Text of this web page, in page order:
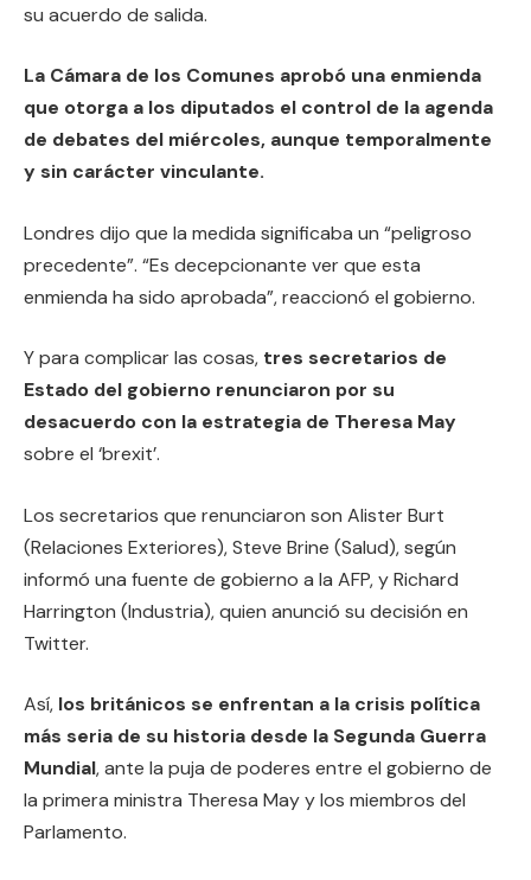
su acuerdo de salida.
La Cámara de los Comunes aprobó una enmienda
que otorga a los diputados el control de la agenda
de debates del miércoles, aunque temporalmente
y sin carácter vinculante.
Londres dijo que la medida significaba un “peligroso
precedente”. “Es decepcionante ver que esta
enmienda ha sido aprobada”, reaccionó el gobierno.
Y para complicar las cosas, tres secretarios de
Estado del gobierno renunciaron por su
desacuerdo con la estrategia de Theresa May
sobre el ‘brexit’.
Los secretarios que renunciaron son Alister Burt
(Relaciones Exteriores), Steve Brine (Salud), según
informó una fuente de gobierno a la AFP, y Richard
Harrington (Industria), quien anunció su decisión en
Twitter.
Así, los británicos se enfrentan a la crisis política
más seria de su historia desde la Segunda Guerra
Mundial, ante la puja de poderes entre el gobierno de
la primera ministra Theresa May y los miembros del
Parlamento.